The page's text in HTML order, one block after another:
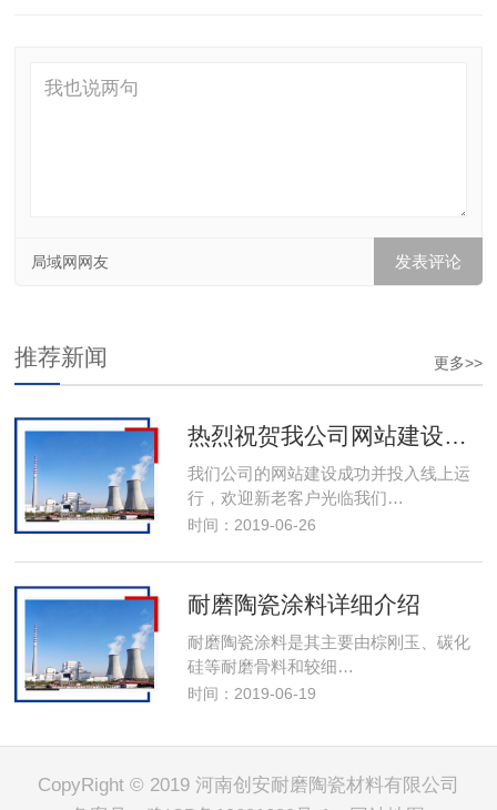
局域网网友
更多>>
推荐新闻
热烈祝贺我公司网站建设成功投入线上运行
我们公司的网站建设成功并投入线上运
行，欢迎新老客户光临我们…
时间：2019-06-26
耐磨陶瓷涂料详细介绍
耐磨陶瓷涂料是其主要由棕刚玉、碳化
硅等耐磨骨料和较细…
时间：2019-06-19
CopyRight © 2019 河南创安耐磨陶瓷材料有限公司